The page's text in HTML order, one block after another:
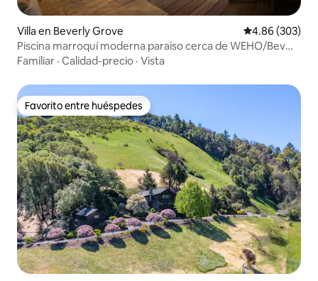
Villa en Beverly Grove Calificación
4.86 (303)
Piscina marroquí moderna paraíso cerca de WEHO/Bev
Center
Familiar · Calidad-precio · Vista
Favorito entre huéspedes
Favorito entre huéspedes